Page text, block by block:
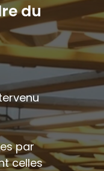
du
par
celles